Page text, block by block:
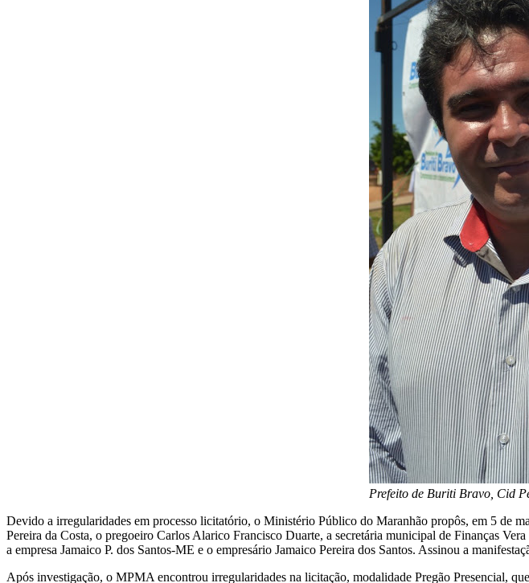
Prefeito de Buriti Bravo, Cid
Devido a irregularidades em processo licitatório, o Ministério Público do Maranhão propôs, em 5
Pereira da Costa, o pregoeiro Carlos Alarico Francisco Duarte, a secretária municipal de Finanças
a empresa Jamaico P. dos Santos-ME e o empresário Jamaico Pereira dos Santos. Assinou a
Após investigação, o MPMA encontrou irregularidades na licitação, modalidade Pregão Presencial,